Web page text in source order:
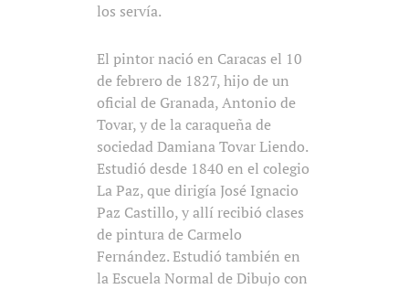
los servía.
El pintor nació en Caracas el 10
de febrero de 1827, hijo de un
oficial de Granada, Antonio de
Tovar, y de la caraqueña de
sociedad Damiana Tovar Liendo.
Estudió desde 1840 en el colegio
La Paz, que dirigía José Ignacio
Paz Castillo, y allí recibió clases
de pintura de Carmelo
Fernández. Estudió también en
la Escuela Normal de Dibujo con